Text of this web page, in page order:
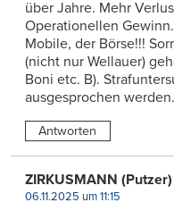
über Jahre. Mehr
Operationellen
Mobile, der Börse!!!
(nicht nur Wellauer)
Boni etc. B).
ausgesprochen werden.
Antworten
ZIRKUSMANN (Putzer)
06.11.2025 um 11:15